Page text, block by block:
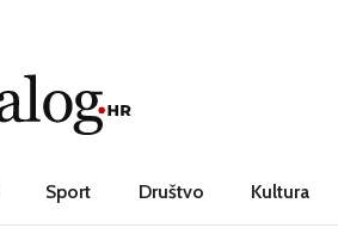
Sport Društvo Kultura